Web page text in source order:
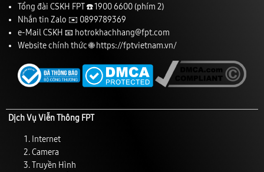
Tổng đài CSKH FPT ☎️1900 6600(phím 2)
Nhắn tin Zalo ✉️ 0899789369
e-Mail CSKH 📧 hotrokhachhang@fpt.com
Website chính thức 🌐 https://fptvietnam.vn/
Dịch Vụ Viễn Thông FPT
Internet
Camera
Truyền Hình